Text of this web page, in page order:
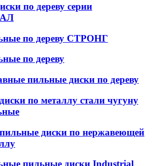
по дереву серии
по дереву СТРОНГ
по дереву
пильные диски по дереву
по металлу стали чугуну
диски по нержавеющей
пильные диски Industrial